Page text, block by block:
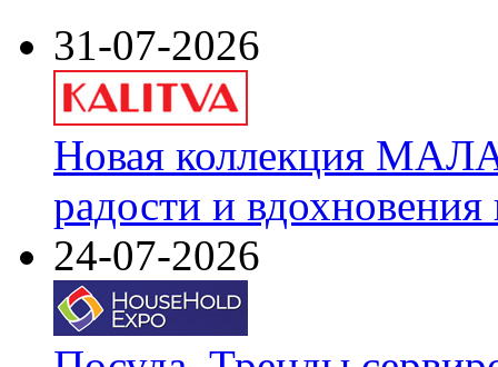
31-07-2026
Новая коллекция
радости и
24-07-2026